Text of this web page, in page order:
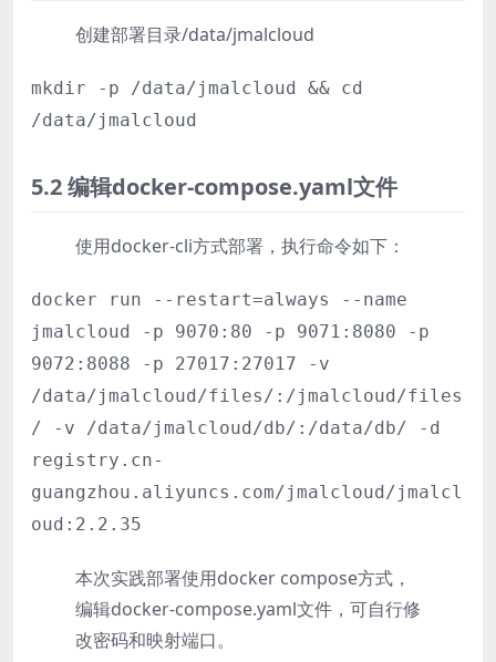
创建部署目录/data/jmalcloud
mkdir -p /data/jmalcloud && cd
/data/jmalcloud
5.2 编辑docker-compose.yaml文件
使用docker-cli方式部署，执行命令如下：
docker run --restart=always --name
jmalcloud -p 9070:80 -p 9071:8080 -p
9072:8088 -p 27017:27017 -v
/data/jmalcloud/files/:/jmalcloud/files
/ -v /data/jmalcloud/db/:/data/db/ -d
registry.cn-
guangzhou.aliyuncs.com/jmalcloud/jmalcl
oud:2.2.35
本次实践部署使用docker compose方式，
编辑docker-compose.yaml文件，可自行修
改密码和映射端口。